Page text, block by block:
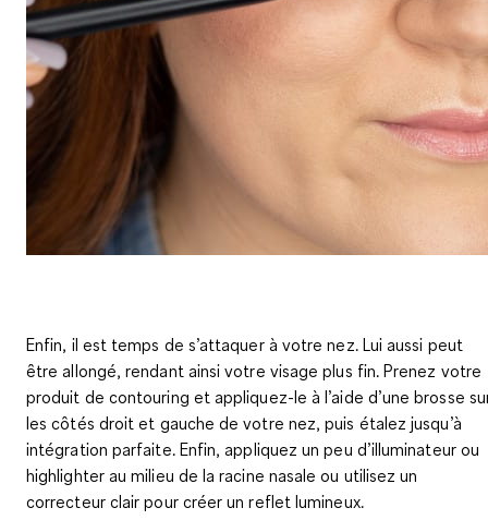
Enfin, il est temps de s’attaquer à votre nez. Lui aussi peut
être allongé, rendant ainsi votre visage plus fin. Prenez votre
produit de contouring et appliquez-le à l’aide d’une brosse
les côtés droit et gauche de votre nez, puis étalez jusqu’à
intégration parfaite. Enfin, appliquez un peu d’illuminateur ou
highlighter au milieu de la racine nasale ou utilisez un
correcteur clair pour créer un reflet lumineux.